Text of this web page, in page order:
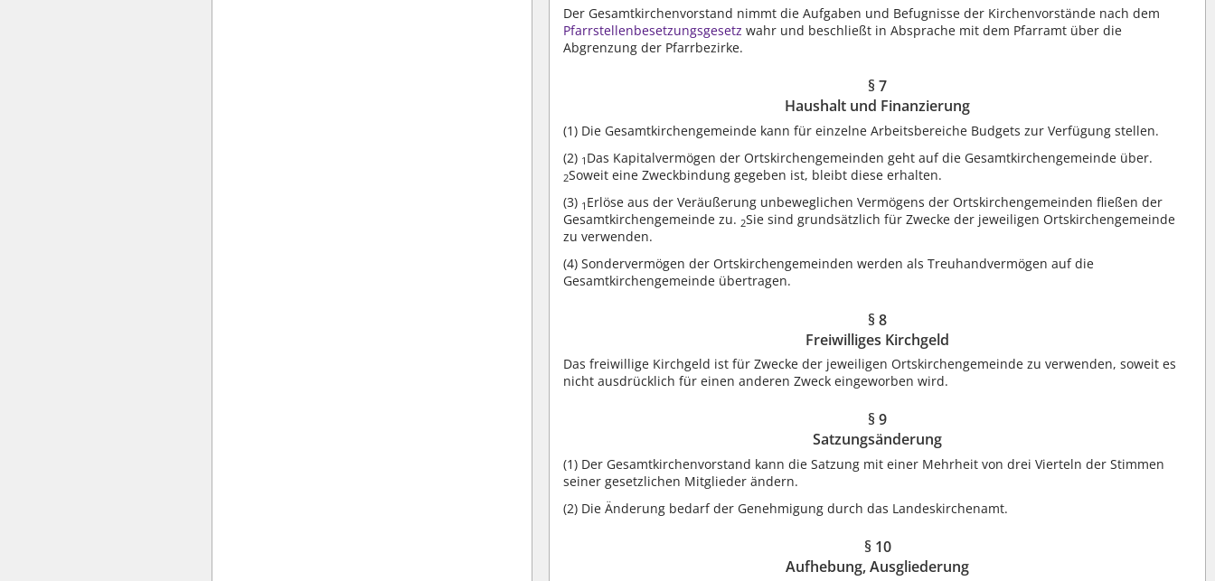
Der Gesamtkirchenvorstand nimmt die Aufgaben und Befugnisse der Kirchenvorstände nach dem
Pfarrstellenbesetzungsgesetz wahr und beschließt in Absprache mit dem Pfarramt über die
Abgrenzung der Pfarrbezirke.
§ 7
Haushalt und Finanzierung
(1) Die Gesamtkirchengemeinde kann für einzelne Arbeitsbereiche Budgets zur Verfügung stellen.
(2) 1 Das Kapitalvermögen der Ortskirchengemeinden geht auf die Gesamtkirchengemeinde über.
2Soweit eine Zweckbindung gegeben ist, bleibt diese erhalten.
(3) 1 Erlöse aus der Veräußerung unbeweglichen Vermögens der Ortskirchengemeinden fließen der
Gesamtkirchengemeinde zu. 2Sie sind grundsätzlich für Zwecke der jeweiligen Ortskirchengemeinde
zu verwenden.
(4) Sondervermögen der Ortskirchengemeinden werden als Treuhandvermögen auf die
Gesamtkirchengemeinde übertragen.
§ 8
Freiwilliges Kirchgeld
Das freiwillige Kirchgeld ist für Zwecke der jeweiligen Ortskirchengemeinde zu verwenden, soweit es
nicht ausdrücklich für einen anderen Zweck eingeworben wird.
§ 9
Satzungsänderung
(1) Der Gesamtkirchenvorstand kann die Satzung mit einer Mehrheit von drei Vierteln der Stimmen
seiner gesetzlichen Mitglieder ändern.
(2) Die Änderung bedarf der Genehmigung durch das Landeskirchenamt.
§ 10
Aufhebung, Ausgliederung